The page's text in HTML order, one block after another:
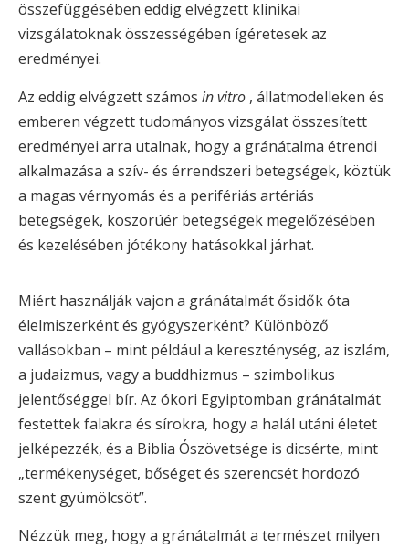
összefüggésében eddig elvégzett klinikai
vizsgálatoknak összességében ígéretesek az
eredményei.
Az eddig elvégzett számos in vitro , állatmodelleken és
emberen végzett tudományos vizsgálat összesített
eredményei arra utalnak, hogy a gránátalma étrendi
alkalmazása a szív- és érrendszeri betegségek, köztük
a magas vérnyomás és a perifériás artériás
betegségek, koszorúér betegségek megelőzésében
és kezelésében jótékony hatásokkal járhat.
Miért használják vajon a gránátalmát ősidők óta
élelmiszerként és gyógyszerként? Különböző
vallásokban – mint például a kereszténység, az iszlám,
a judaizmus, vagy a buddhizmus – szimbolikus
jelentőséggel bír. Az ókori Egyiptomban gránátalmát
festettek falakra és sírokra, hogy a halál utáni életet
jelképezzék, és a Biblia Ószövetsége is dicsérte, mint
„termékenységet, bőséget és szerencsét hordozó
szent gyümölcsöt”.
Nézzük meg, hogy a gránátalmát a természet milyen